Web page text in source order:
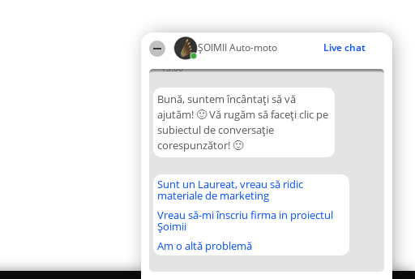
ȘOIMII Auto-moto Live chat
13:00
Bună, suntem încântați să vă
ajutăm! 🙂 Vă rugăm să faceți clic pe
subiectul de conversație
corespunzător! 🙂
Sunt un Laureat, vreau să ridic
materiale de marketing
Vreau să-mi înscriu firma in proiectul
Șoimii
Am o altă problemă